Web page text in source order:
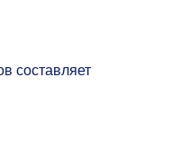
составляет